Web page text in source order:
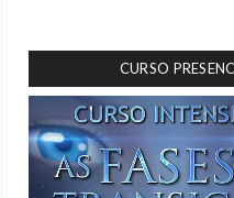
CURSO